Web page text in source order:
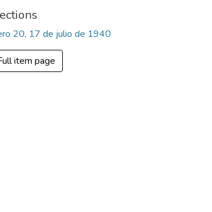
20, 17 de julio de 1940
item page